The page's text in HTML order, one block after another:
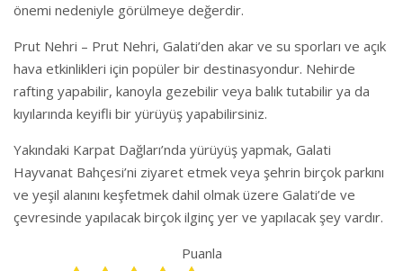
önemi nedeniyle görülmeye değerdir.
Prut Nehri – Prut Nehri, Galati’den akar ve su sporları ve açık
hava etkinlikleri için popüler bir destinasyondur. Nehirde
rafting yapabilir, kanoyla gezebilir veya balık tutabilir ya da
kıyılarında keyifli bir yürüyüş yapabilirsiniz.
Yakındaki Karpat Dağları’nda yürüyüş yapmak, Galati
Hayvanat Bahçesi’ni ziyaret etmek veya şehrin birçok parkını
ve yeşil alanını keşfetmek dahil olmak üzere Galati’de ve
çevresinde yapılacak birçok ilginç yer ve yapılacak şey vardır.
Puanla